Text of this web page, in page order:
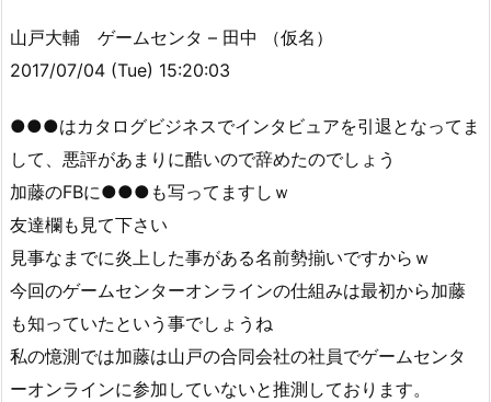
山戸大輔 ゲームセンタ – 田中 （仮名）
2017/07/04 (Tue) 15:20:03
●●●はカタログビジネスでインタビュアを引退となってま
して、悪評があまりに酷いので辞めたのでしょう
加藤のFBに●●●も写ってますしｗ
友達欄も見て下さい
見事なまでに炎上した事がある名前勢揃いですからｗ
今回のゲームセンターオンラインの仕組みは最初から加藤
も知っていたという事でしょうね
私の憶測では加藤は山戸の合同会社の社員でゲームセンタ
ーオンラインに参加していないと推測しております。